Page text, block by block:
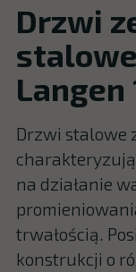
Drzwi
Langen
Drzwi stalowe
na działanie
trwałością.
konstrukcji o